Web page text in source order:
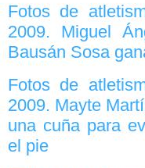
Fotos de
2009. Miguel
Bausán Sosa
Fotos de
2009. Mayte
una cuña para
el pie